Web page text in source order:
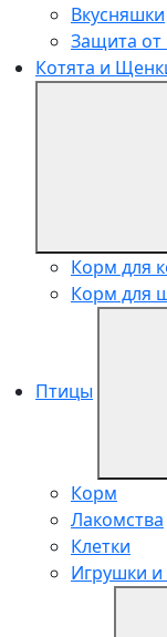
Вкусняшки
Защита от
Котята и
Корм для
Корм для
Птицы
Корм
Лакомства
Клетки
Игрушки и